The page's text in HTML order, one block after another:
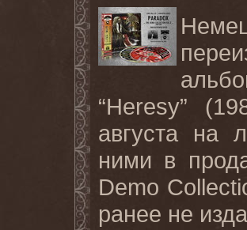
“Heresy”
августа
на
ними в
Demo
ранее не